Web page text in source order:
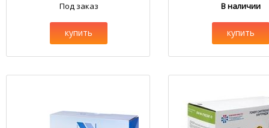
Под заказ
купить
В наличии
купить